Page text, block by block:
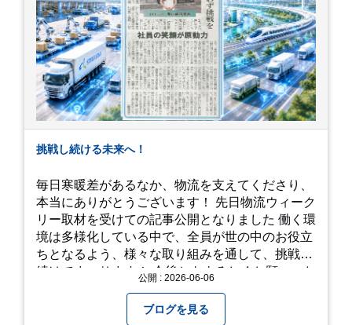
挑戦し続ける未来へ！
毎日寒暖差があるなか、物流を支えてくださり、
本当にありがとうございます！ 先日物流ウィーク
リー取材を受けての記事公開となりました 働く環
境は多様化している中で、全員が世の中のお役立
ちとなるよう、様々な取り組みを通して、挑戦を
続けてまいります！ 今後ともよろしくお願いいた公開 : 2026-06-06
ブログを見る